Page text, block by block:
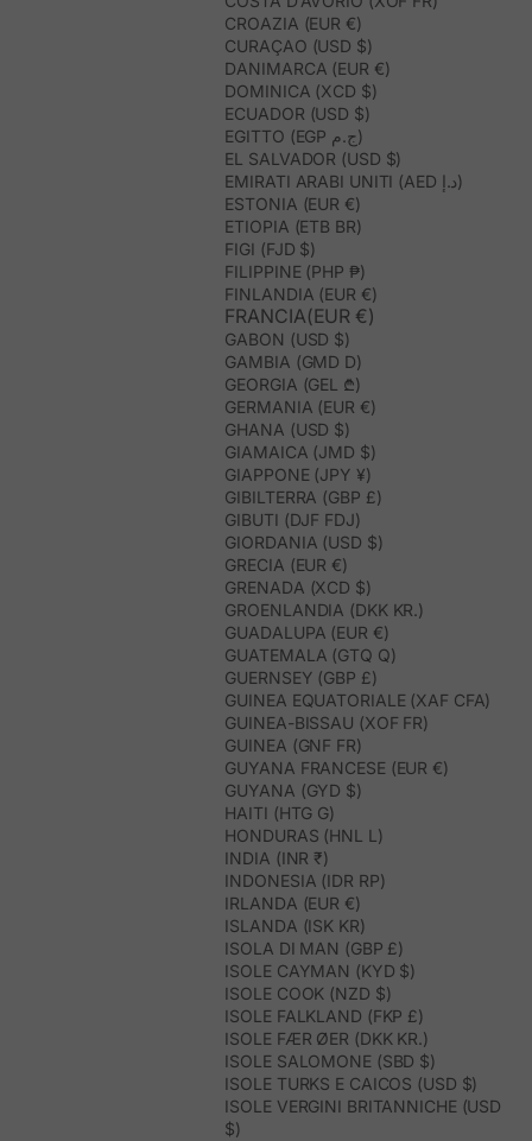
CROAZIA (EUR €)
CURAÇAO (USD $)
DANIMARCA (EUR €)
DOMINICA (XCD $)
ECUADOR (USD $)
EGITTO (EGP ج.م)
EL SALVADOR (USD $)
EMIRATI ARABI UNITI (AED د.إ)
ESTONIA (EUR €)
ETIOPIA (ETB BR)
FIGI (FJD $)
FILIPPINE (PHP ₱)
FINLANDIA (EUR €)
FRANCIA(EUR €)
GABON (USD $)
GAMBIA (GMD D)
GEORGIA (GEL ₾)
GERMANIA (EUR €)
GHANA (USD $)
GIAMAICA (JMD $)
GIAPPONE (JPY ¥)
GIBILTERRA (GBP £)
GIBUTI (DJF FDJ)
GIORDANIA (USD $)
GRECIA (EUR €)
GRENADA (XCD $)
GROENLANDIA (DKK KR.)
GUADALUPA (EUR €)
GUATEMALA (GTQ Q)
GUERNSEY (GBP £)
GUINEA EQUATORIALE (XAF CFA)
GUINEA-BISSAU (XOF FR)
GUINEA (GNF FR)
GUYANA FRANCESE (EUR €)
GUYANA (GYD $)
HAITI (HTG G)
HONDURAS (HNL L)
INDIA (INR ₹)
INDONESIA (IDR RP)
IRLANDA (EUR €)
ISLANDA (ISK KR)
ISOLA DI MAN (GBP £)
ISOLE CAYMAN (KYD $)
ISOLE COOK (NZD $)
ISOLE FALKLAND (FKP £)
ISOLE FÆR ØER (DKK KR.)
ISOLE SALOMONE (SBD $)
ISOLE TURKS E CAICOS (USD $)
ISOLE VERGINI BRITANNICHE (USD
$)